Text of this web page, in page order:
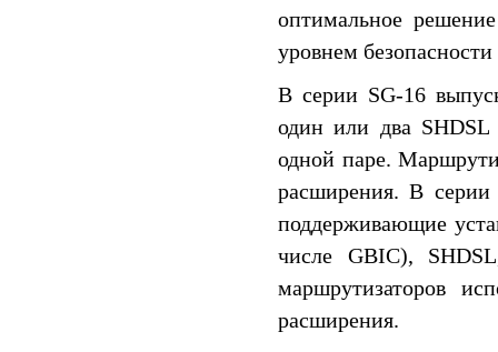
оптимальное
уровнем
В серии SG-16
один или два SHDSL
одной паре.
расширения. В серии
поддерживающие
числе GBIC),
маршрутизаторов
расширения.